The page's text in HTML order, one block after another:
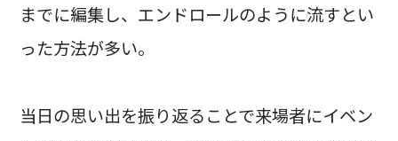
までに編集し、エンドロールのように流すとい
った方法が多い。
当日の思い出を振り返ることで来場者にイベン